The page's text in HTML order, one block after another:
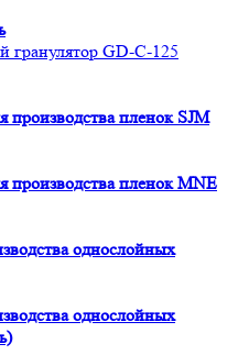
гранулятор GD-C-125
производства пленок SJM
производства пленок MNE
однослойных
однослойных